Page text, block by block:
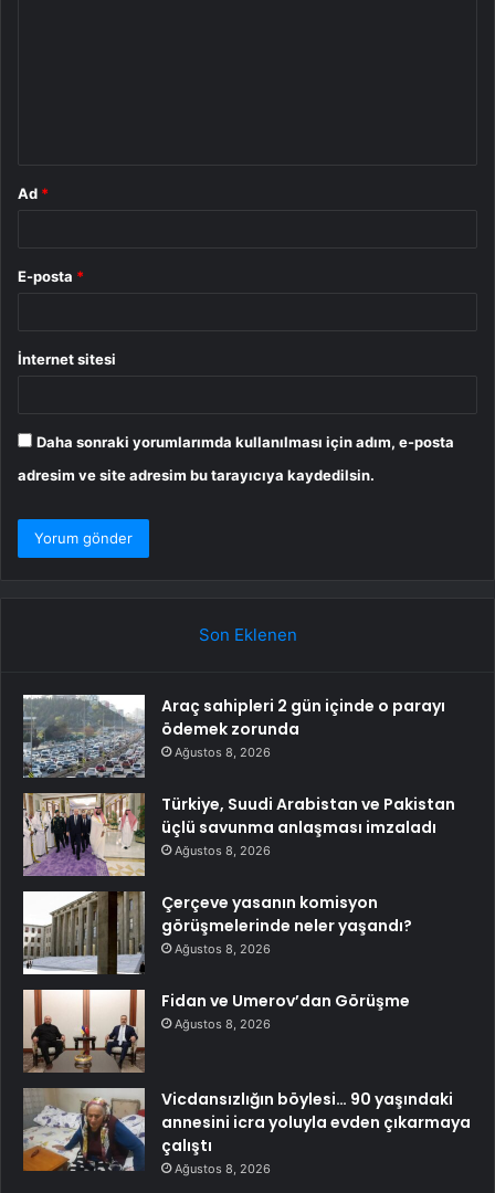
Ad *
E-posta *
İnternet sitesi
Daha sonraki yorumlarımda kullanılması için adım, e-posta
adresim ve site adresim bu tarayıcıya kaydedilsin.
Son Eklenen
Araç sahipleri 2 gün içinde o parayı
ödemek zorunda
Ağustos 8, 2026
Türkiye, Suudi Arabistan ve Pakistan
üçlü savunma anlaşması imzaladı
Ağustos 8, 2026
Çerçeve yasanın komisyon
görüşmelerinde neler yaşandı?
Ağustos 8, 2026
Fidan ve Umerov’dan Görüşme
Ağustos 8, 2026
Vicdansızlığın böylesi… 90 yaşındaki
annesini icra yoluyla evden çıkarmaya
çalıştı
Ağustos 8, 2026